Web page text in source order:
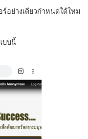
อย่างเดียวกำหนดใด้ใหม
บบนี้